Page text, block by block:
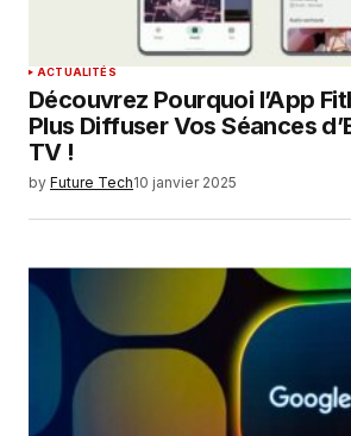
ACTUALITÉS
Découvrez Pourquoi l’App
Plus Diffuser Vos Séances
TV !
by Future Tech10 janvier 2025